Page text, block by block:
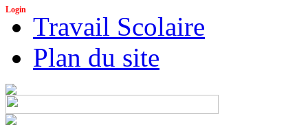
Login
Travail Scolaire
Plan du site